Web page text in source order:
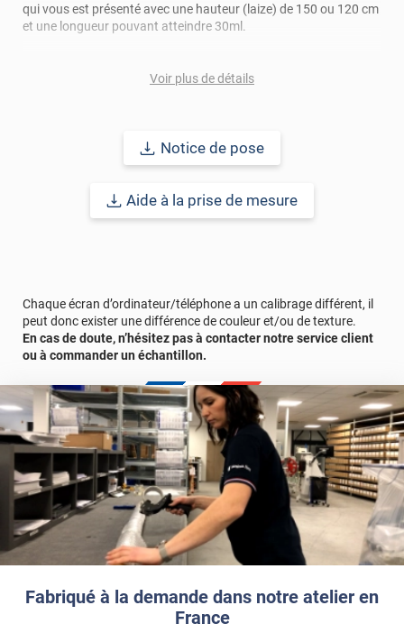
Fabriqué à la demande dans notre atelier en
France
qui vous est présenté avec une hauteur (laize) de 150 ou 120 cm
et une longueur pouvant atteindre 30ml.
solution très pratique car elle permet uneapplication inratable
poussières, tâches, graisse, résidus.. afin d'éviter les bulles, plis
et risques de décollement.
REF :PERSOGROWUPFV.
Voir plus de détails
Notice de pose
Aide à la prise de mesure
Chaque écran d’ordinateur/téléphone a un calibrage différent, il
peut donc exister une différence de couleur et/ou de texture.
En cas de doute, n’hésitez pas à contacter notre service client
ou à commander un échantillon.